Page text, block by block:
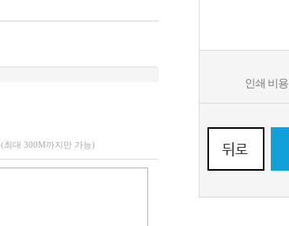
(최대 300M까지만 가능)
인쇄 비